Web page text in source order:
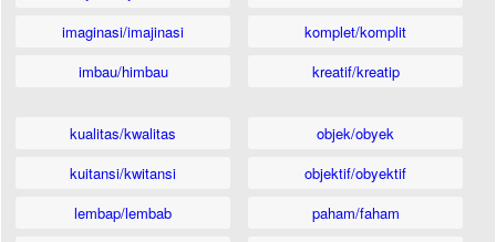
imaginasi/imajinasi
imbau/himbau
komplet/komplit
kreatif/kreatip
kualitas/kwalitas
kuitansi/kwitansi
lembap/lembab
objek/obyek
objektif/obyektif
paham/faham